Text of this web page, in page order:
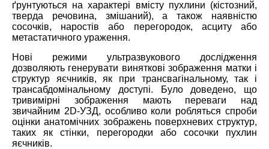
ґрунтуються на характері вмісту пухлини (кістозний,
тверда речовина, змішаний), а також наявністю
сосочків, наростів або перегородок, асциту або
метастатичного ураження.
Нові режими ультразвукового дослідження
дозволяють генерувати виняткові зображення матки і
структур яєчників, як при трансвагінальному, так і
трансабдомінальному доступі. Було доведено, що
тривимірні зображення мають переваги над
звичайним 2D-УЗД, особливо коли робляться спроби
оцінки анатомічних зображень поверхневих структур,
таких як стінки, перегородки або сосочки пухлин
яєчників.